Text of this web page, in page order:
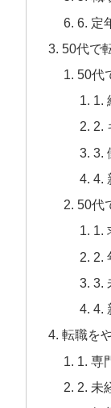
6. 定
50代で
50代
1.
2.
3.
4.
50代
1.
2.
3.
4.
転職を
1. 専
2. 未